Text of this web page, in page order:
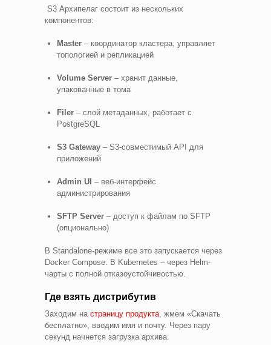
S3 Архипелаг состоит из нескольких
компонентов:
Master – координатор кластера, управляет
топологией и репликацией
Volume Server – хранит данные,
упакованные в тома
Filer – слой метаданных, работает с
PostgreSQL
S3 Gateway – S3-совместимый API для
приложений
Admin UI – веб-интерфейс
администрирования
SFTP Server – доступ к файлам по SFTP
(опционально)
В Standalone-режиме все это запускается через
Docker Compose. В Kubernetes – через Helm-
чарты с полной отказоустойчивостью.
Где взять дистрибутив
Заходим на страницу продукта , жмем «Скачать
бесплатно», вводим имя и почту. Через пару
секунд начнется загрузка архива.